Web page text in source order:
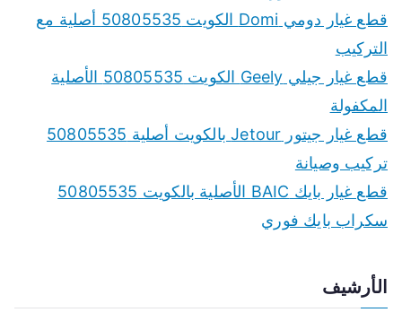
قطع غيار دومي Domi الكويت 50805535 أصلية مع
التركيب
قطع غيار جيلي Geely الكويت 50805535 الأصلية
المكفولة
قطع غيار جيتور Jetour بالكويت أصلية 50805535
تركيب وصيانة
قطع غيار بايك BAIC الأصلية بالكويت 50805535
سكراب بايك فوري
الأرشيف